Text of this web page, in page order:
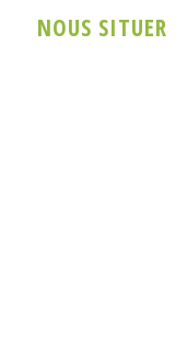
NOUS SITUER